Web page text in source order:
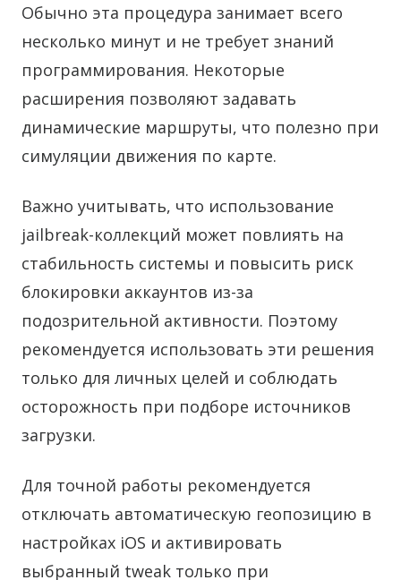
Обычно эта процедура занимает всего
несколько минут и не требует знаний
программирования. Некоторые
расширения позволяют задавать
динамические маршруты, что полезно при
симуляции движения по карте.
Важно учитывать, что использование
jailbreak-коллекций может повлиять на
стабильность системы и повысить риск
блокировки аккаунтов из-за
подозрительной активности. Поэтому
рекомендуется использовать эти решения
только для личных целей и соблюдать
осторожность при подборе источников
загрузки.
Для точной работы рекомендуется
отключать автоматическую геопозицию в
настройках iOS и активировать
выбранный tweak только при